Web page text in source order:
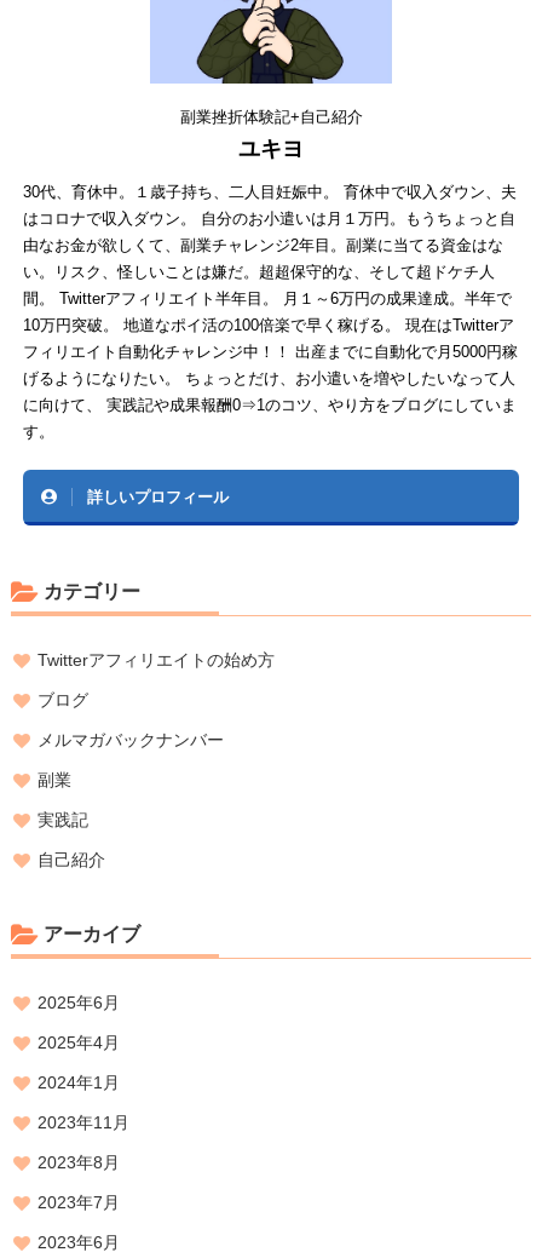
副業挫折体験記+自己紹介
ユキヨ
30代、育休中。１歳子持ち、二人目妊娠中。 育休中で収入ダウン、夫
はコロナで収入ダウン。 自分のお小遣いは月１万円。もうちょっと自
由なお金が欲しくて、副業チャレンジ2年目。副業に当てる資金はな
い。リスク、怪しいことは嫌だ。超超保守的な、そして超ドケチ人
間。 Twitterアフィリエイト半年目。 月１～6万円の成果達成。半年で
10万円突破。 地道なポイ活の100倍楽で早く稼げる。 現在はTwitterア
フィリエイト自動化チャレンジ中！！ 出産までに自動化で月5000円稼
げるようになりたい。 ちょっとだけ、お小遣いを増やしたいなって人
に向けて、 実践記や成果報酬0⇒1のコツ、やり方をブログにしていま
す。
詳しいプロフィール
カテゴリー
Twitterアフィリエイトの始め方
ブログ
メルマガバックナンバー
副業
実践記
自己紹介
アーカイブ
2025年6月
2025年4月
2024年1月
2023年11月
2023年8月
2023年7月
2023年6月